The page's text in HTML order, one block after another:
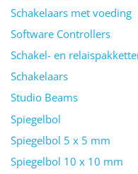
Schakelaars met voeding
Software Controllers
Schakel- en
Schakelaars
Studio Beams
Spiegelbol
Spiegelbol 5 x 5 mm
Spiegelbol 10 x 10 mm